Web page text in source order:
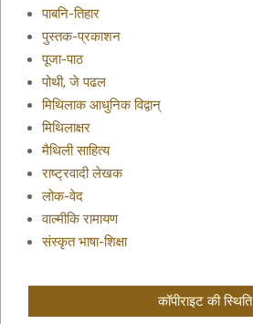
पाबनि-तिहार
पुस्तक-प्रकाशन
पूजा-पाठ
पोथी, जे पढल
मिथिलाक आधुनिक विद्वान्
मिथिलाक्षर
मैथिली साहित्य
राष्ट्रवादी लेखक
लोक-वेद
वाल्मीकि रामायण
संस्कृत भाषा-शिक्षा
कॉपीराइट की स्थिति